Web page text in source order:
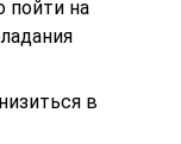
пойти на
в